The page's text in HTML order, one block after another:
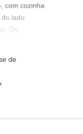
com cozinha
lado
De
lado direito.
de